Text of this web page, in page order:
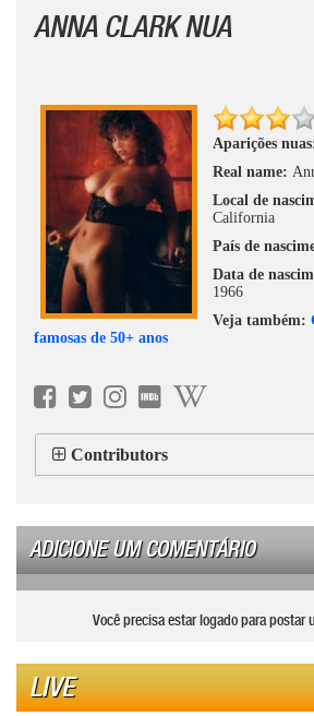
ANNA CLARK NUA
Aparições
Real name:
Local de
California
País de
Data de
1966
Veja também:
famosas de 50+ anos
Contributors
ADICIONE UM COMENTÁRIO
Você precisa estar logado para postar
LIVE